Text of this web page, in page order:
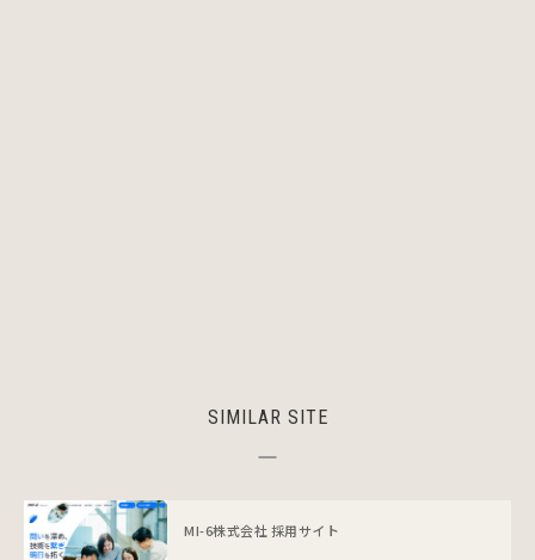
SIMILAR SITE
MI-6株式会社 採用サイト